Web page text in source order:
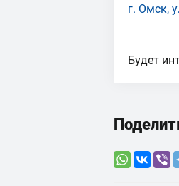
г. Омск,
Будет